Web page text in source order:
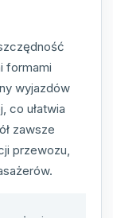
formami
wyjazdów
co ułatwia
zawsze
przewozu,